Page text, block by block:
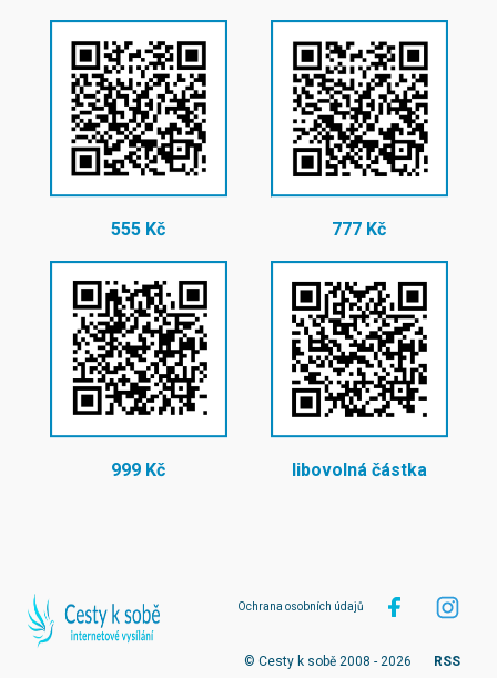
555 Kč 777 Kč
999 Kč libovolná částka
Ochrana osobních údajů
© Cesty k sobě 2008 - 2026 RSS